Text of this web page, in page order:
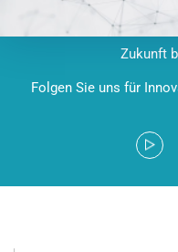
Zukunft
Folgen Sie uns für